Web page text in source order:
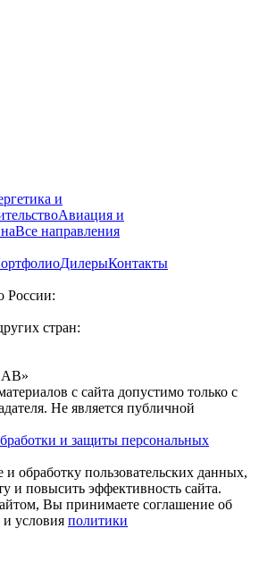
и
Авиация и
Все направления
ДилерыКонтакты
России:
стран:
с сайта допустимо только с
Не является публичной
и защиты персональных
обработку пользовательских данных,
и повысить эффективность сайта.
Вы принимаете соглашение об
условия политики